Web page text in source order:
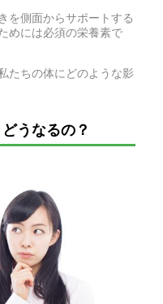
を側面からサポートする
めには必須の栄養素で
たちの体にどのような影
うなるの？